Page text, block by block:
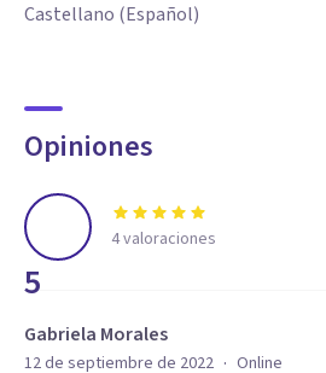
Castellano (Español)
Opiniones
5
4valoraciones
Gabriela Morales
12 de septiembre de 2022 · Online